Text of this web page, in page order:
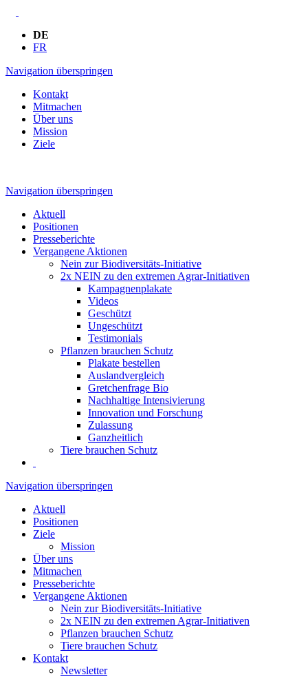
DE
FR
Navigation überspringen
Kontakt
Mitmachen
Über uns
Mission
Ziele
Navigation überspringen
Aktuell
Positionen
Presseberichte
Vergangene Aktionen
Nein zur Biodiversitäts-Initiative
2x NEIN zu den extremen Agrar-Initiativen
Kampagnenplakate
Videos
Geschützt
Ungeschützt
Testimonials
Pflanzen brauchen Schutz
Plakate bestellen
Auslandvergleich
Gretchenfrage Bio
Nachhaltige Intensivierung
Innovation und Forschung
Zulassung
Ganzheitlich
Tiere brauchen Schutz
Navigation überspringen
Aktuell
Positionen
Ziele
Mission
Über uns
Mitmachen
Presseberichte
Vergangene Aktionen
Nein zur Biodiversitäts-Initiative
2x NEIN zu den extremen Agrar-Initiativen
Pflanzen brauchen Schutz
Tiere brauchen Schutz
Kontakt
Newsletter